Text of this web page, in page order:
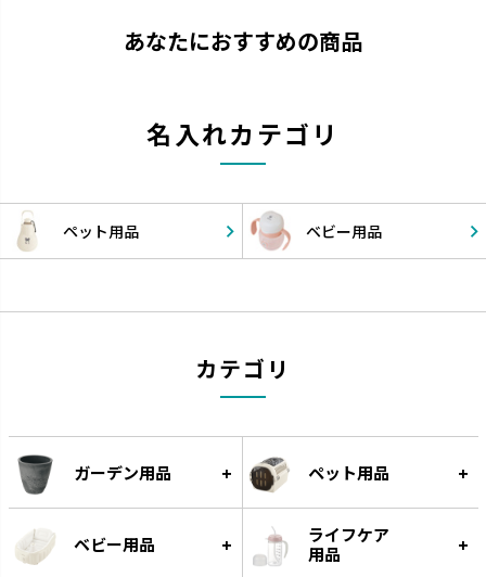
あなたにおすすめの商品
名入れカテゴリ
ペット用品 ベビー用品
カテゴリ
ガーデン用品 ペット用品
ベビー用品
ライフケア
用品